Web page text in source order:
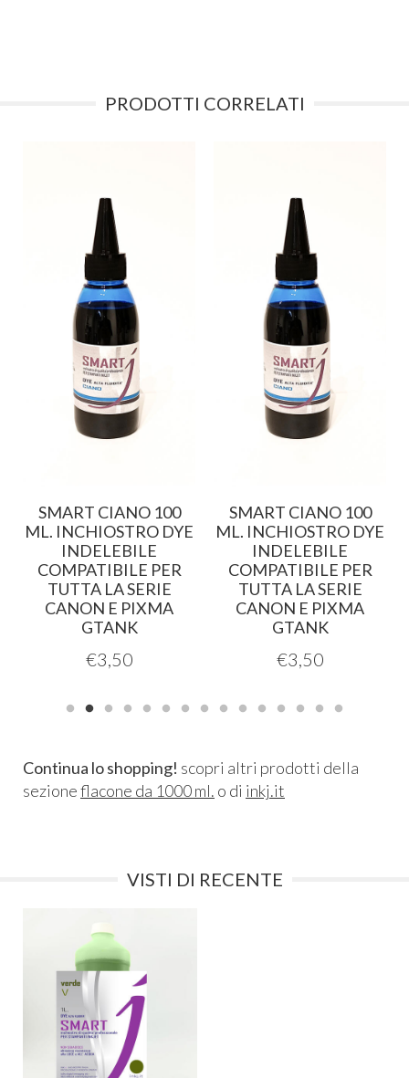
PRODOTTI CORRELATI
SMART CIANO 100
ML. INCHIOSTRO DYE
INDELEBILE
COMPATIBILE PER
TUTTA LA SERIE
CANON E PIXMA
GTANK
€3,50
SMART CIANO 100
ML. INCHIOSTRO DYE
INDELEBILE
COMPATIBILE PER
TUTTA LA SERIE
CANON E PIXMA
GTANK
€3,50
Continua lo shopping! scopri altri prodotti della
sezioneflacone da 1000 ml. o di inkj.it
VISTI DI RECENTE